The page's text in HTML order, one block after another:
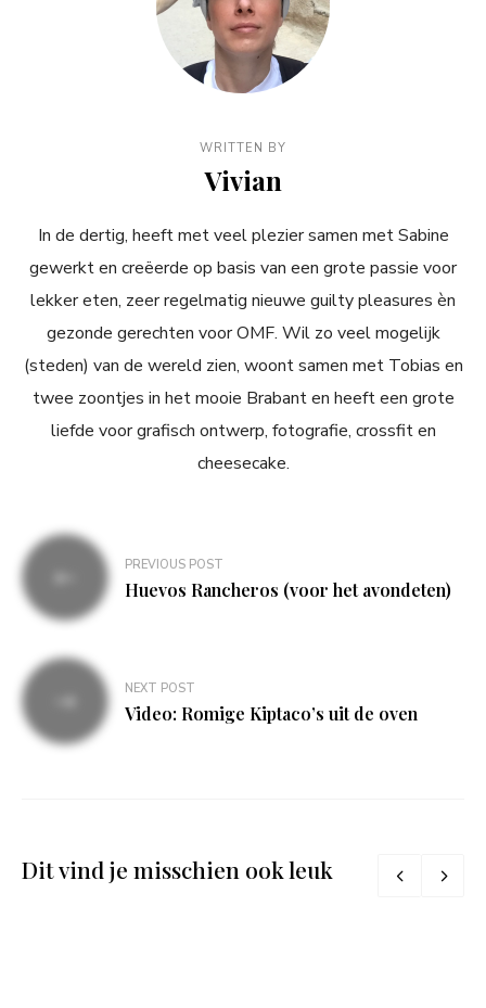
WRITTEN BY
Vivian
In de dertig, heeft met veel plezier samen met Sabine
gewerkt en creëerde op basis van een grote passie voor
lekker eten, zeer regelmatig nieuwe guilty pleasures èn
gezonde gerechten voor OMF. Wil zo veel mogelijk
(steden) van de wereld zien, woont samen met Tobias en
twee zoontjes in het mooie Brabant en heeft een grote
liefde voor grafisch ontwerp, fotografie, crossfit en
cheesecake.
Bericht
navigatie
PREVIOUS POST
Huevos Rancheros (voor het avondeten)
NEXT POST
Video: Romige Kiptaco’s uit de oven
Dit vind je misschien ook leuk